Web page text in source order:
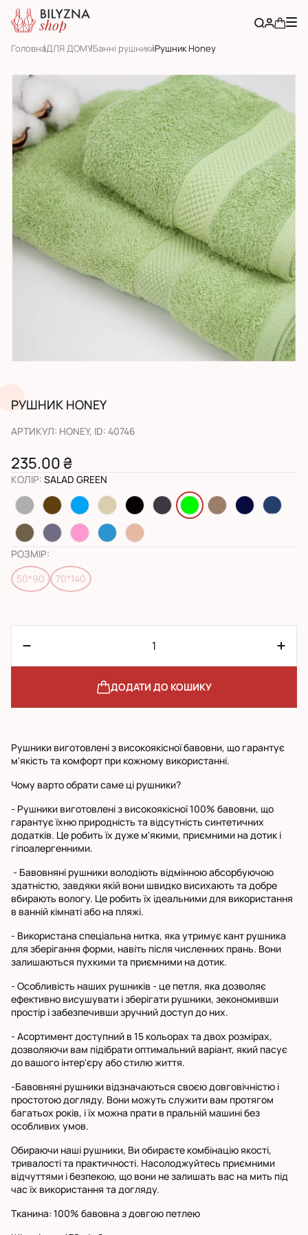
ГоловнаДЛЯ ДОМУБанні рушникиРушник Honey
РУШНИК HONEY
АРТИКУЛ: HONEY, ID: 40746
235.00 ₴
КОЛІР: SALAD GREEN
РОЗМІР:
50*90
70*140
ДОДАТИ ДО КОШИКУ
Рушники виготовлені з високоякісної бавовни, що гарантує
м'якість та комфорт при кожному використанні.
Чому варто обрати саме ці рушники?
- Рушники виготовлені з високоякісної 100% бавовни, що
гарантує їхню природність та відсутність синтетичних
додатків. Це робить їх дуже м'якими, приємними на дотик і
гіпоалергенними.
- Бавовняні рушники володіють відмінною абсорбуючою
здатністю, завдяки якій вони швидко висихають та добре
вбирають вологу. Це робить їх ідеальними для використання
в ванній кімнаті або на пляжі.
- Використана спеціальна нитка, яка утримує кант рушника
для зберігання форми, навіть після численних прань. Вони
залишаються пухкими та приємними на дотик.
- Особливість наших рушників - це петля, яка дозволяє
ефективно висушувати і зберігати рушники, зекономивши
простір і забезпечивши зручний доступ до них.
- Асортимент доступний в 15 кольорах та двох розмірах,
дозволяючи вам підібрати оптимальний варіант, який пасує
до вашого інтер'єру або стилю життя.
-Бавовняні рушники відзначаються своєю довговічністю і
простотою догляду. Вони можуть служити вам протягом
багатьох років, і їх можна прати в пральній машині без
особливих умов.
Обираючи наші рушники, Ви обираєте комбінацію якості,
тривалості та практичності. Насолоджуйтесь приємними
відчуттями і безпекою, що вони не залишать вас на мить під
час їх використання та догляду.
Тканина: 100% бавовна з довгою петлею